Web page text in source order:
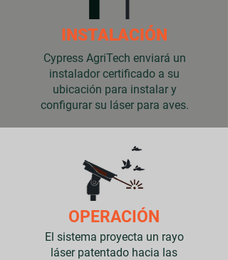
INSTALACIÓN
Cypress AgriTech enviará un
instalador certificado a su
ubicación para instalar y
configurar su láser para aves.
OPERACIÓN
El sistema proyecta un rayo
láser patentado hacia las